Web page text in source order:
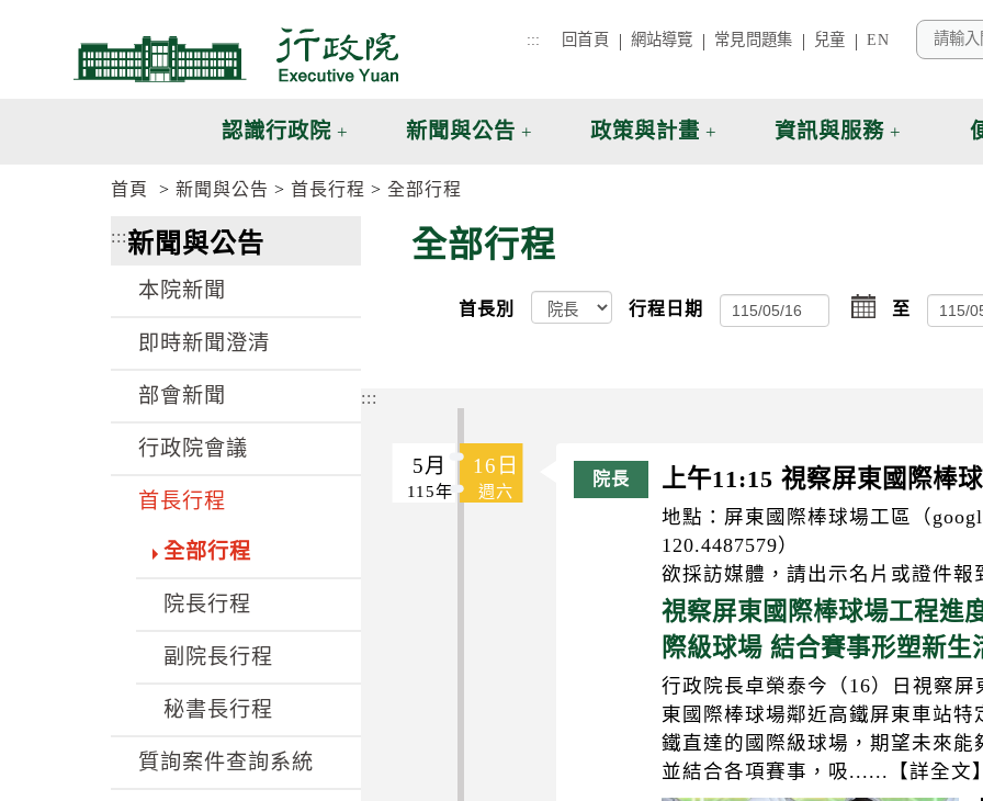
::: 回首頁 網站導覽 常見問題集 兒童 EN
認識行政院 新聞與公告 政策與計畫 資訊與服務
首頁 新聞與公告 首長行程 全部行程
:::新聞與公告
本院新聞
即時新聞澄清
部會新聞
行政院會議
首長行程
全部行程
院長行程
副院長行程
秘書長行程
質詢案件查詢系統
全部行程
首長別 行程日期
選
擇
至
:::
5月 16日
115年 週六 上午11:15 視察屏東國際棒
地點：屏東國際棒球場工區（
120.4487579）
欲採訪媒體，請出示名片或證件報
視察屏東國際棒球場工程進
際級球場 結合賽事形塑新生
行政院長卓榮泰今（16）日視察
東國際棒球場鄰近高鐵屏東車站
鐵直達的國際級球場，期望未來
並結合各項賽事，吸......【詳全文